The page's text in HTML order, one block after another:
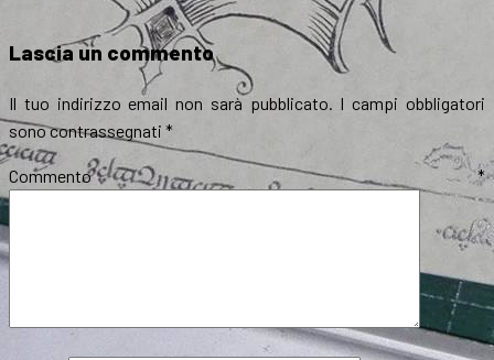
Lascia un commento
Il tuo indirizzo email non sarà pubblicato.
I campi obbligatori
sono contrassegnati *
Commento*